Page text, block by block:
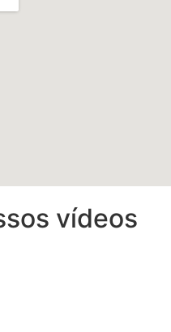
vídeos